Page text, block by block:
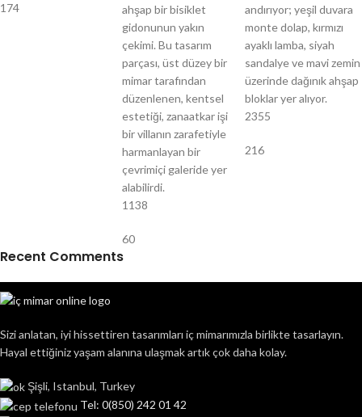
174
1138
60
2355
216
Recent Comments
Sizi anlatan, iyi hissettiren tasarımları iç mimarımızla birlikte tasarlayın.
Hayal ettiğiniz yaşam alanına ulaşmak artık çok daha kolay.
Şişli, Istanbul, Turkey
Tel: 0(850) 242 01 42